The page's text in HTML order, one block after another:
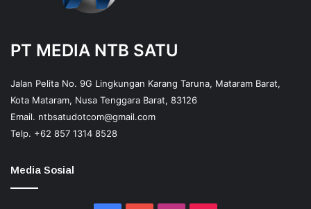
PT MEDIA NTB SATU
Jalan Pelita No. 9G Lingkungan Karang Taruna, Mataram Barat,
Kota Mataram, Nusa Tenggara Barat, 83126
Email. ntbsatudotcom@gmail.com
Telp. +62 857 1314 8528
Media Sosial